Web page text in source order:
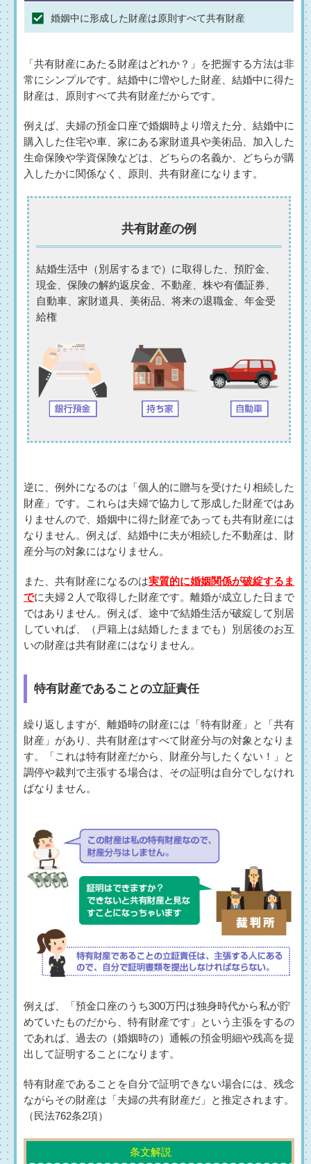
婚姻中に形成した財産は原則すべて共有財産
「共有財産にあたる財産はどれか？」を把握する方法は非
常にシンプルです。結婚中に増やした財産、結婚中に得た
財産は、原則すべて共有財産だからです。
例えば、夫婦の預金口座で婚姻時より増えた分、結婚中に
購入した住宅や車、家にある家財道具や美術品、加入した
生命保険や学資保険などは、どちらの名義か、どちらが購
入したかに関係なく、原則、共有財産になります。
共有財産の例
結婚生活中（別居するまで）に取得した、預貯金、
現金、保険の解約返戻金、不動産、株や有価証券、
自動車、家財道具、美術品、将来の退職金、年金受
給権
逆に、例外になるのは「個人的に贈与を受けたり相続した
財産」です。これらは夫婦で協力して形成した財産ではあ
りませんので、婚姻中に得た財産であっても共有財産には
なりません。例えば、結婚中に夫が相続した不動産は、財
産分与の対象にはなりません。
また、共有財産になるのは実質的に婚姻関係が破綻するま
でに夫婦２人で取得した財産です。離婚が成立した日まで
ではありません。例えば、途中で結婚生活が破綻して別居
していれば、（戸籍上は結婚したままでも）別居後のお互
いの財産は共有財産にはなりません。
特有財産であることの立証責任
繰り返しますが、離婚時の財産には「特有財産」と「共有
財産」があり、共有財産はすべて財産分与の対象となりま
す。「これは特有財産だから、財産分与したくない！」と
調停や裁判で主張する場合は、その証明は自分でしなけれ
ばなりません。
例えば、「預金口座のうち300万円は独身時代から私が貯
めていたものだから、特有財産です」という主張をするの
であれば、過去の（婚姻時の）通帳の預金明細や残高を提
出して証明することになります。
特有財産であることを自分で証明できない場合には、残念
ながらその財産は「夫婦の共有財産だ」と推定されます。
（民法762条2項）